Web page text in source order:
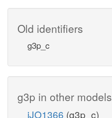
Old identifiers
g3p_c
g3p in other models
iJO1366 (g3p_c)